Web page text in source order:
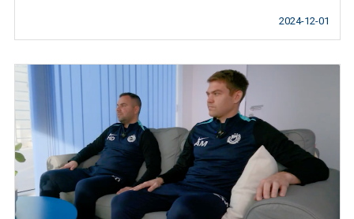
2024-12-01